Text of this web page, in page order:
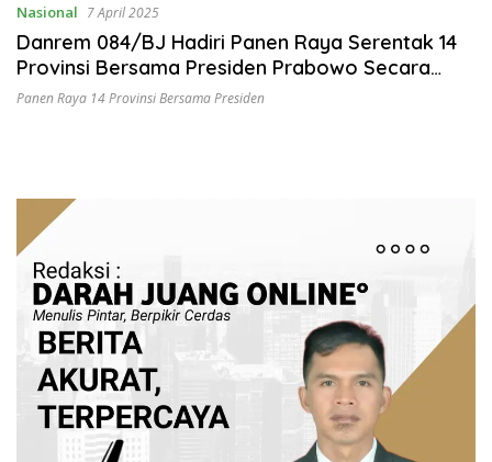
Nasional 7 April 2025
Danrem 084/BJ Hadiri Panen Raya Serentak 14
Provinsi Bersama Presiden Prabowo Secara
Virtual
Panen Raya 14 Provinsi Bersama Presiden